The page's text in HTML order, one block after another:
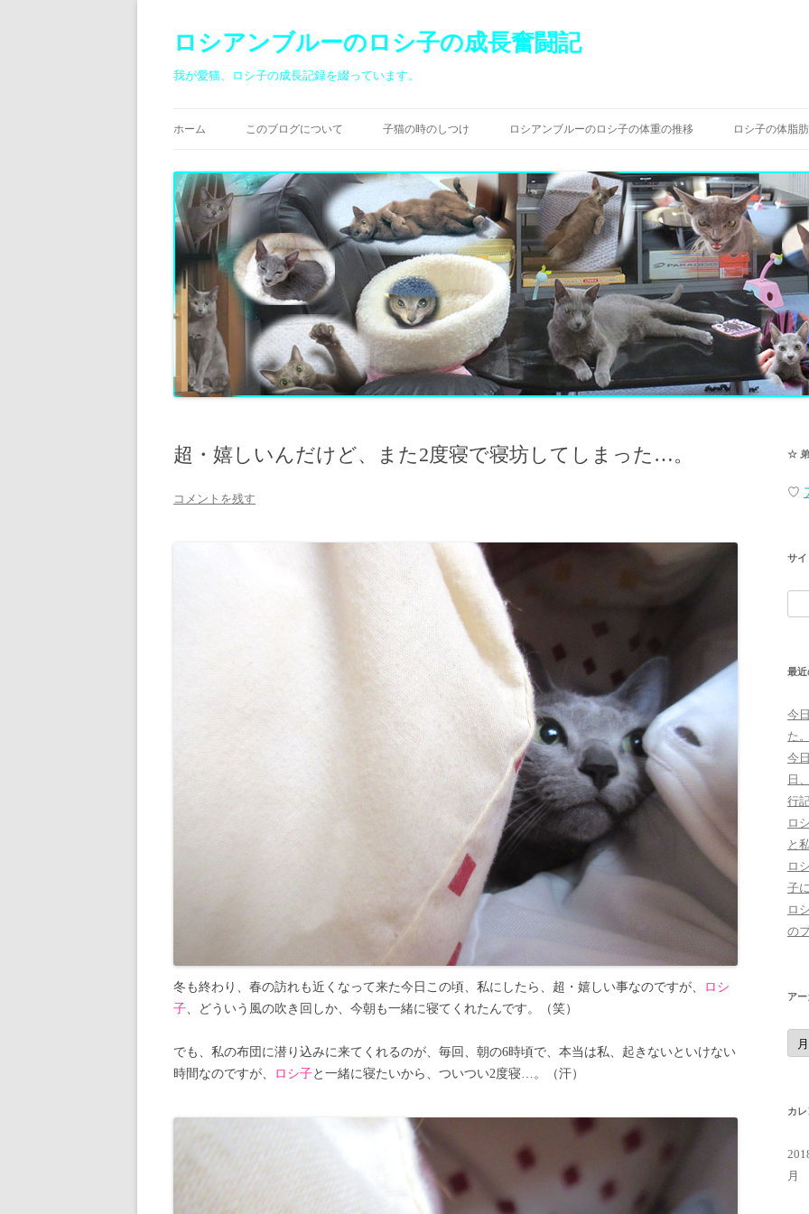
ロシアンブルーのロシ子の成長奮闘記
我が愛猫、ロシ子の成長記録を綴っています。
ン
へ
ス
キ
ッ
プ
ホーム このブログについて 子猫の時のしつけ ロシアンブルーのロシ子の体重の推移 ロシ子の体脂
超・嬉しいんだけど、また2度寝で寝坊してしまった…。
コメントを残す
冬も終わり、春の訪れも近くなって来た今日この頃、私にしたら、超・嬉しい事なのですが、
ロシ
子 、どういう風の吹き回しか、今朝も一緒に寝てくれたんです。（笑）
でも、私の布団に潜り込みに来てくれるのが、毎回、朝の6時頃で、本当は私、起きないといけない
時間なのですが、
ロシ子と一緒に寝たいから、ついつい2度寝…。（汗）
☆ 弟
♡
サイ
索:
最近
今
た
今
日
行
ロ
と
ロ
子
ロ
の
ア
ア
ー
カ
カ
月